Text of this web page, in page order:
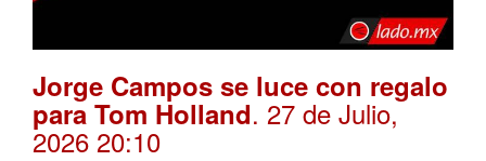
Jorge Campos se luce con regalo
para Tom Holland. 27 de Julio,
2026 20:10